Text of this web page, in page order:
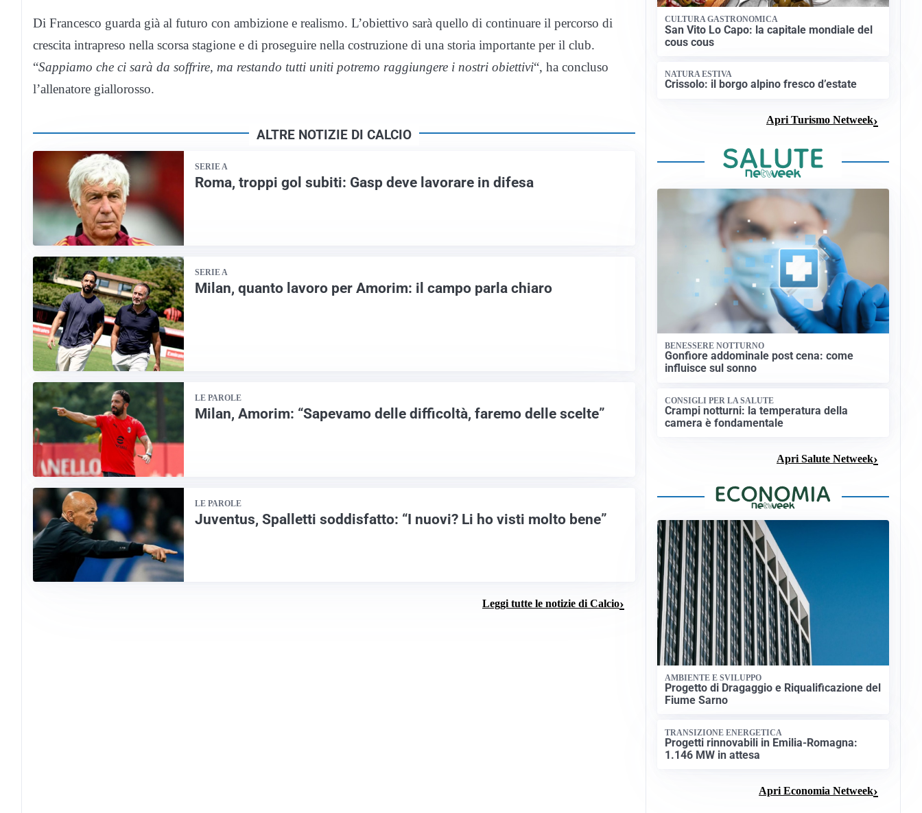
Di Francesco guarda già al futuro con ambizione e realismo. L’obiettivo sarà quello di continuare il percorso di
crescita intrapreso nella scorsa stagione e di proseguire nella costruzione di una storia importante per il club.
“Sappiamo che ci sarà da soffrire, ma restando tutti uniti potremo raggiungere i nostri obiettivi“, ha concluso
l’allenatore giallorosso.
ALTRE NOTIZIE DI CALCIO
SERIE A
Roma, troppi gol subiti: Gasp deve lavorare in difesa
SERIE A
Milan, quanto lavoro per Amorim: il campo parla chiaro
LE PAROLE
Milan, Amorim: “Sapevamo delle difficoltà, faremo delle scelte”
LE PAROLE
Juventus, Spalletti soddisfatto: “I nuovi? Li ho visti molto bene”
Leggi tutte le notizie di Calcio
CULTURA GASTRONOMICA
San Vito Lo Capo: la capitale mondiale del
cous cous
NATURA ESTIVA
Crissolo: il borgo alpino fresco d’estate
Apri Turismo Netweek
BENESSERE NOTTURNO
Gonfiore addominale post cena: come
influisce sul sonno
CONSIGLI PER LA SALUTE
Crampi notturni: la temperatura della
camera è fondamentale
Apri Salute Netweek
AMBIENTE E SVILUPPO
Progetto di Dragaggio e Riqualificazione del
Fiume Sarno
TRANSIZIONE ENERGETICA
Progetti rinnovabili in Emilia-Romagna:
1.146 MW in attesa
Apri Economia Netweek